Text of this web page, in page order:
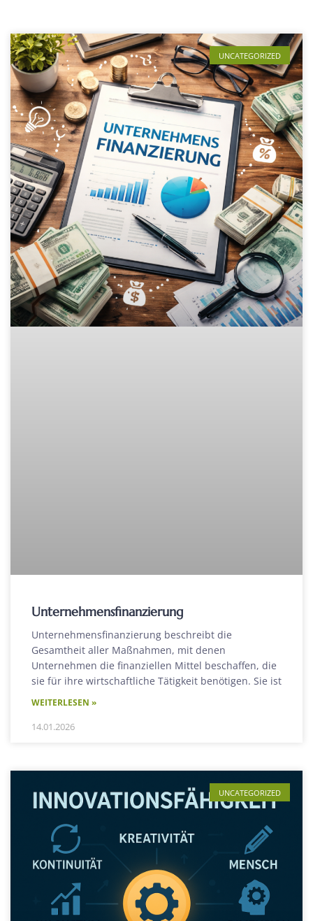
UNCATEGORIZED
Unternehmensfinanzierung
Unternehmensfinanzierung beschreibt die
Gesamtheit aller Maßnahmen, mit denen
Unternehmen die finanziellen Mittel beschaffen, die
sie für ihre wirtschaftliche Tätigkeit benötigen. Sie ist
WEITERLESEN »
14.01.2026
UNCATEGORIZED